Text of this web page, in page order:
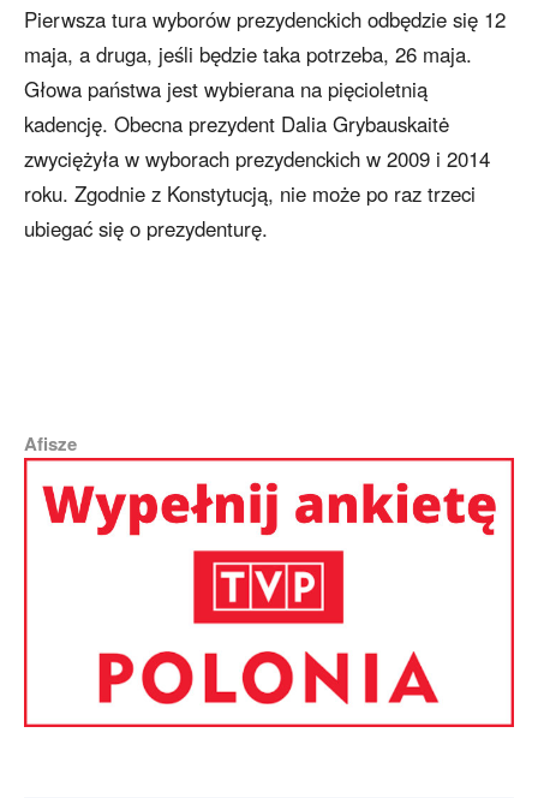
Pierwsza tura wyborów prezydenckich odbędzie się 12
maja, a druga, jeśli będzie taka potrzeba, 26 maja.
Głowa państwa jest wybierana na pięcioletnią
kadencję. Obecna prezydent Dalia Grybauskaitė
zwyciężyła w wyborach prezydenckich w 2009 i 2014
roku. Zgodnie z Konstytucją, nie może po raz trzeci
ubiegać się o prezydenturę.
Afisze